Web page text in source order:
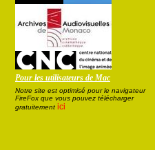
Pour les utilisateurs de Mac
Notre site est optimisé pour le navigateur
FireFox que vous pouvez télécharger
gratuitement ici